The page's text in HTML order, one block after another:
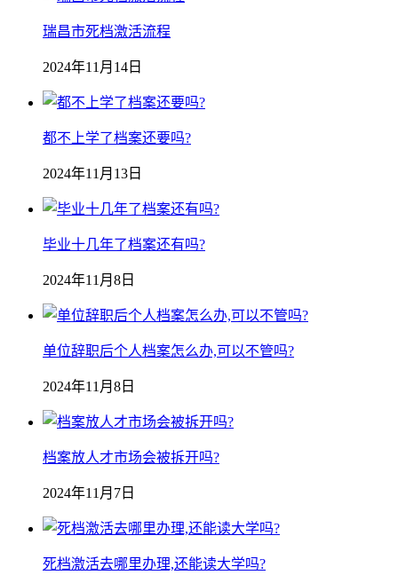
瑞昌市死档激活流程
2024年11月14日
都不上学了档案还要吗?
2024年11月13日
毕业十几年了档案还有吗?
2024年11月8日
单位辞职后个人档案怎么办,可以不管吗?
2024年11月8日
档案放人才市场会被拆开吗?
2024年11月7日
死档激活去哪里办理,还能读大学吗?